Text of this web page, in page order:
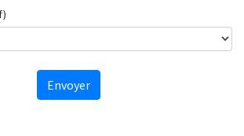
Envoyer